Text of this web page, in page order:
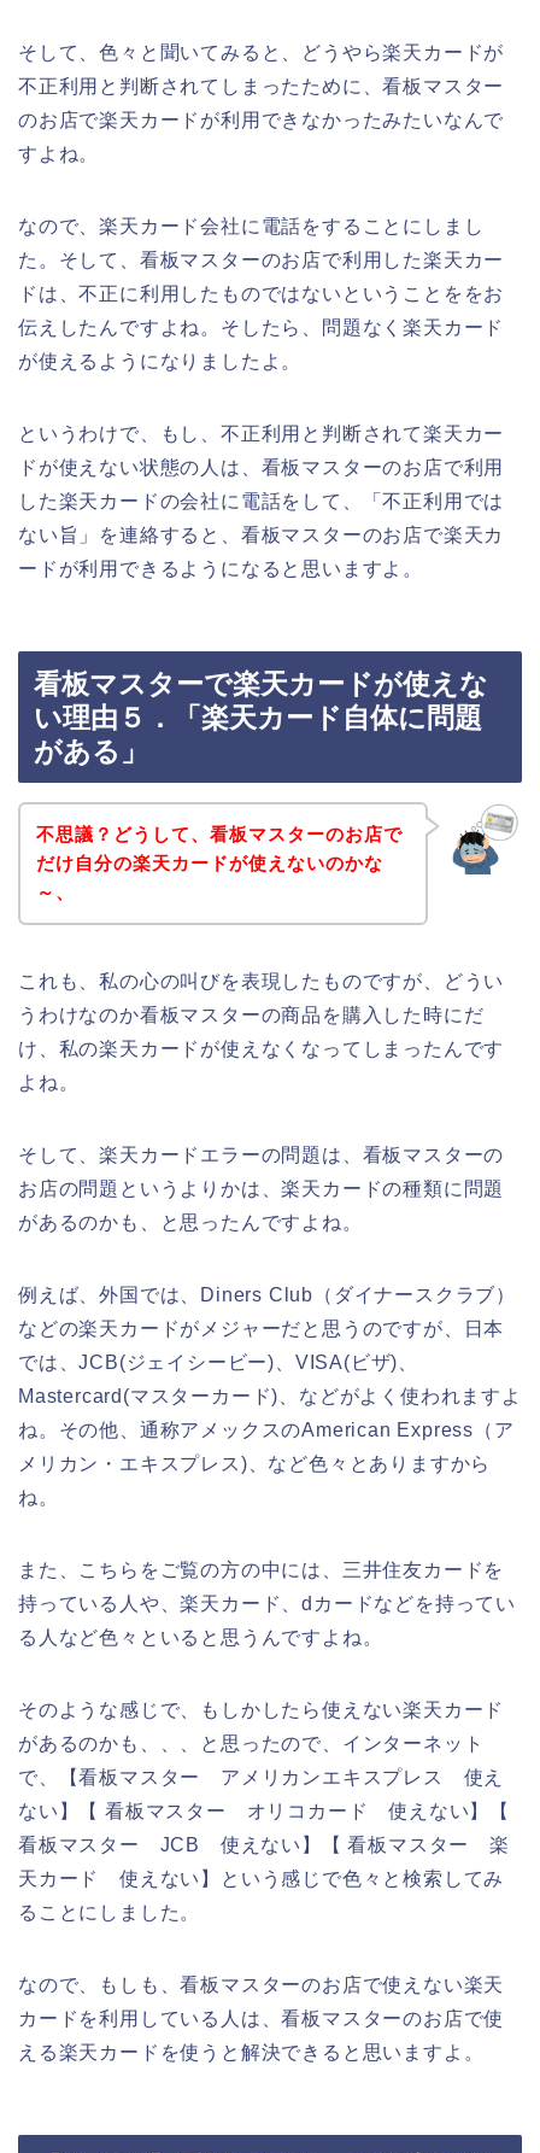
そして、色々と聞いてみると、どうやら楽天カードが
不正利用と判断されてしまったために、看板マスター
のお店で楽天カードが利用できなかったみたいなんで
すよね。
なので、楽天カード会社に電話をすることにしまし
た。そして、看板マスターのお店で利用した楽天カー
ドは、不正に利用したものではないということををお
伝えしたんですよね。そしたら、問題なく楽天カード
が使えるようになりましたよ。
というわけで、もし、不正利用と判断されて楽天カー
ドが使えない状態の人は、看板マスターのお店で利用
した楽天カードの会社に電話をして、「不正利用では
ない旨」を連絡すると、看板マスターのお店で楽天カ
ードが利用できるようになると思いますよ。
看板マスターで楽天カードが使えな
い理由５．「楽天カード自体に問題
がある」
不思議？どうして、看板マスターのお店で
だけ自分の楽天カードが使えないのかな
～、
これも、私の心の叫びを表現したものですが、どうい
うわけなのか看板マスターの商品を購入した時にだ
け、私の楽天カードが使えなくなってしまったんです
よね。
そして、楽天カードエラーの問題は、看板マスターの
お店の問題というよりかは、楽天カードの種類に問題
があるのかも、と思ったんですよね。
例えば、外国では、Diners Club（ダイナースクラブ）
などの楽天カードがメジャーだと思うのですが、日本
では、JCB(ジェイシービー)、VISA(ビザ)、
Mastercard(マスターカード)、などがよく使われますよ
ね。その他、通称アメックスのAmerican Express（ア
メリカン・エキスプレス)、など色々とありますから
ね。
また、こちらをご覧の方の中には、三井住友カードを
持っている人や、楽天カード、dカードなどを持ってい
る人など色々といると思うんですよね。
そのような感じで、もしかしたら使えない楽天カード
があるのかも、、、と思ったので、インターネット
で、【看板マスター アメリカンエキスプレス 使え
ない】【 看板マスター オリコカード 使えない】【
看板マスター JCB 使えない】【 看板マスター 楽
天カード 使えない】という感じで色々と検索してみ
ることにしました。
なので、もしも、看板マスターのお店で使えない楽天
カードを利用している人は、看板マスターのお店で使
える楽天カードを使うと解決できると思いますよ。